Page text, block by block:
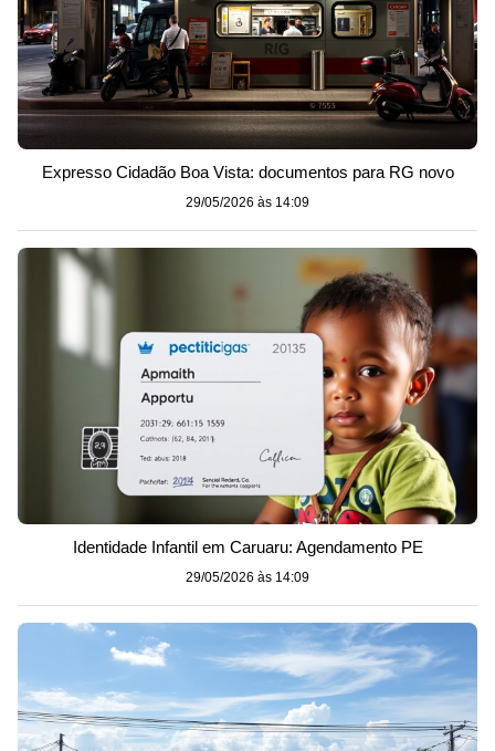
Expresso Cidadão Boa Vista: documentos para RG novo
29/05/2026 às 14:09
Identidade Infantil em Caruaru: Agendamento PE
29/05/2026 às 14:09